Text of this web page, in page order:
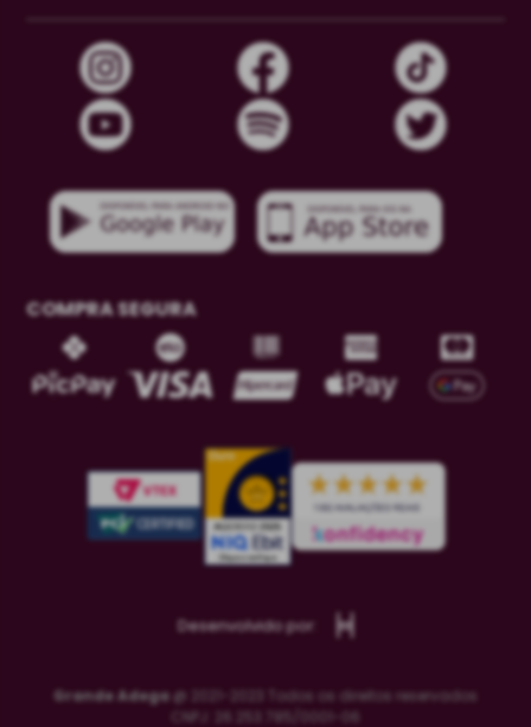
COMPRA SEGURA
Desenvolvido por:
Grande Adega @ 2021-2023 Todos os direitos reservados
CNPJ: 26.253.785/0001-06